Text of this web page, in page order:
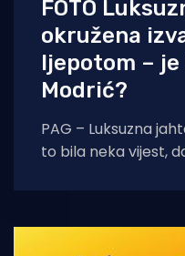
FOTO
okružena
ljepotom –
Modrić?
PAG – Luksuzna
to bila neka vijest,